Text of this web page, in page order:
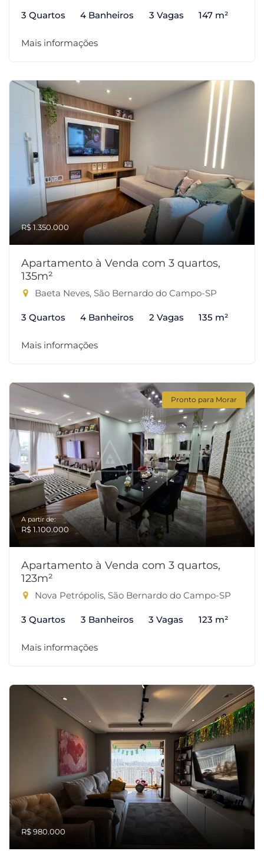
3 Quartos 4 Banheiros 3 Vagas 147 m²
Mais informações
R$ 1.350.000
Apartamento à Venda com 3 quartos,
135m²
Baeta Neves, São Bernardo do Campo-SP
3 Quartos 4 Banheiros 2 Vagas 135 m²
Mais informações
Pronto para Morar
A partir de:
R$ 1.100.000
Apartamento à Venda com 3 quartos,
123m²
Nova Petrópolis, São Bernardo do Campo-SP
3 Quartos 3 Banheiros 3 Vagas 123 m²
Mais informações
R$ 980.000